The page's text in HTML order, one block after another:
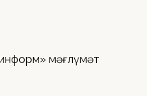
мәғлүмәт